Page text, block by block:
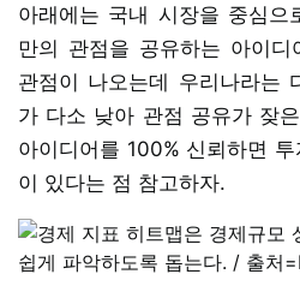
아래에는 국내 시장을 중심으
만의 관점을 공유하는 아이
관점이 나오는데 우리나라는
가 다소 낮아 관점 공유가 잦
아이디어를 100% 신뢰하면
이 있다는 점 참고하자.